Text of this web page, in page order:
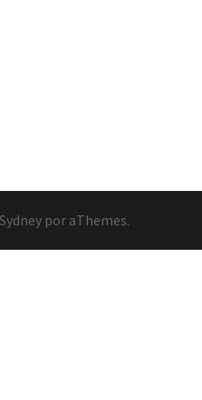
Sydney por aThemes.